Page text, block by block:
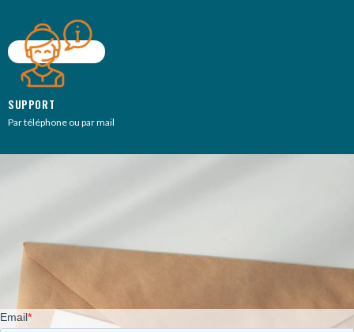
SUPPORT
Par téléphone ou par mail